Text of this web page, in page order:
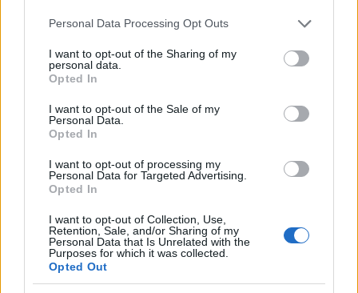
Please note that this website/app uses one or more Google
not limited to your visit or usage behaviour. You may click to
grant or deny consent to Google and its third-party tags to
use your data for below specified purposes in below Google
consent section.
Personal Data Processing Opt Outs
I want to opt-out of the Sharing of my
personal data.
Opted In
I want to opt-out of the Sale of my
Personal Data.
Opted In
I want to opt-out of processing my
Personal Data for Targeted Advertising.
Opted In
I want to opt-out of Collection, Use,
Retention, Sale, and/or Sharing of my
Personal Data that Is Unrelated with the
Purposes for which it was collected.
Opted Out
E-mail cím
Feliratkozom a hírlevélre és elfogadom az
FELIRATKOZÁS
LEGFRISSEBB